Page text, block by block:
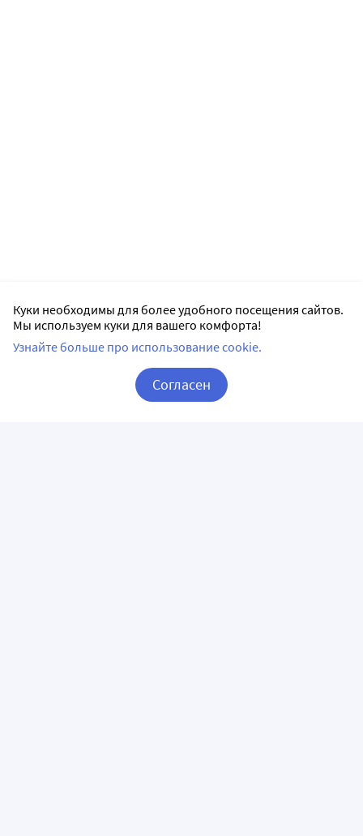
Куки необходимы для более удобного посещения сайтов.
Мы используем куки для вашего комфорта!
Узнайте больше про использование cookie.
Согласен